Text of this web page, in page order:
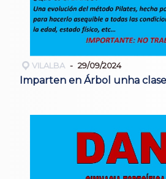
VILALBA 29/09/2024
Imparten en Árbol unha